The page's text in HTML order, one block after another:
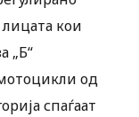
кои
„Б“
од
спаѓаат